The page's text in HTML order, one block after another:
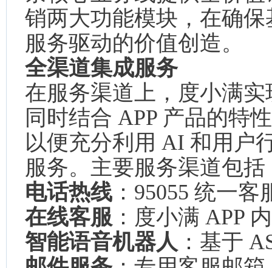
销两大功能模块，在确
服务驱动的价值创造。
全渠道集成服务
在服务渠道上，度小满
同时结合 APP 产品的特
以便充分利用 AI 和用户
服务。主要服务渠道包括
电话热线 ：95055 统一
在线客服 ：度小满 APP
智能语音机器人 ：基于